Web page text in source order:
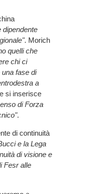
dipendente
. Morich
quelli che
chi ci
una fase di
a
si inserisce
di Forza
.
di continuità
e la Lega
di visione e
Fesr alle